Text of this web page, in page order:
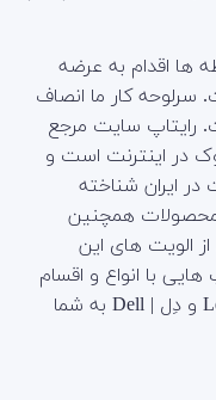
ها اقدام به عرضه
سرلوحه کار ما انصاف
رایتاپ سایت مرجع
در اینترنت است و
فعالیت در ایران شناخته
محصولات همچنین
الویت های این
با انواع و اقسام
برندهایی نظیر اچ پی | HP لنوو | Lenovo و دِل | Dell به شما